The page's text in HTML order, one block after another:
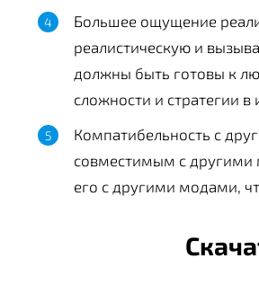
Большее ощущение
реалистическую и
должны быть готовы к
сложности и стратегии в
Компатибельность с
совместимым с другими
его с другими модами,